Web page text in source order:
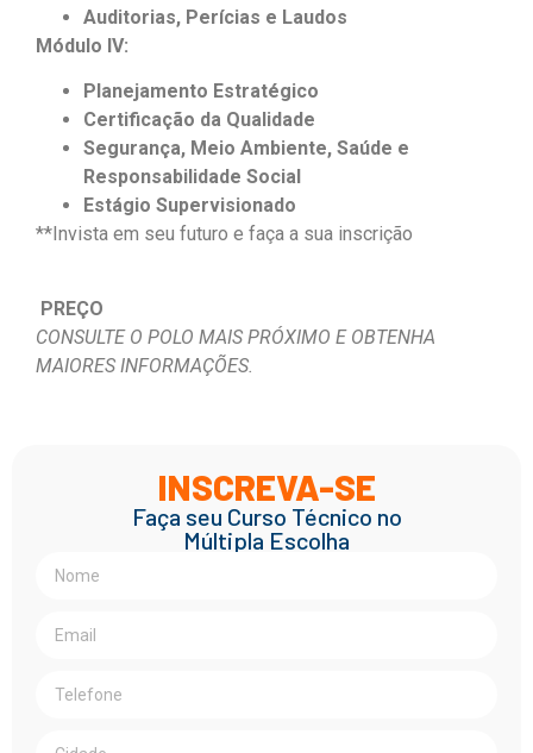
Auditorias, Perícias e Laudos
Módulo IV:
Planejamento Estratégico
Certificação da Qualidade
Segurança, Meio Ambiente, Saúde e
Responsabilidade Social
Estágio Supervisionado
**Invista em seu futuro e faça a sua inscrição
PREÇO
CONSULTE O POLO MAIS PRÓXIMO E OBTENHA
MAIORES INFORMAÇÕES.
INSCREVA-SE
Faça seu Curso Técnico no
Múltipla Escolha